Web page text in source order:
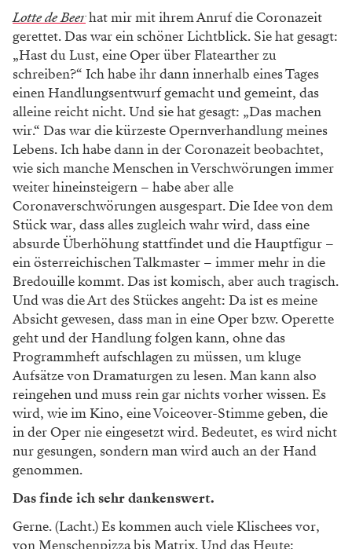
Lotte de Beerhat mir mit ihrem Anruf die Coronazeit
gerettet. Das war ein schöner Lichtblick. Sie hat gesagt:
„Hast du Lust, eine Oper über Flatearther zu
schreiben?“ Ich habe ihr dann innerhalb eines Tages
einen Handlungsentwurf gemacht und gemeint, das
alleine reicht nicht. Und sie hat gesagt: „Das machen
wir.“ Das war die kürzeste Opernverhandlung meines
Lebens. Ich habe dann in der Coronazeit beobachtet,
wie sich manche Menschen in Verschwörungen immer
weiter hineinsteigern – habe aber alle
Coronaverschwörungen ausgespart. Die Idee von dem
Stück war, dass alles zugleich wahr wird, dass eine
absurde Überhöhung stattfindet und die Hauptfigur –
ein österreichischen Talkmaster – immer mehr in die
Bredouille kommt. Das ist komisch, aber auch tragisch.
Und was die Art des Stückes angeht: Da ist es meine
Absicht gewesen, dass man in eine Oper bzw. Operette
geht und der Handlung folgen kann, ohne das
Programmheft aufschlagen zu müssen, um kluge
Aufsätze von Dramaturgen zu lesen. Man kann also
reingehen und muss rein gar nichts vorher wissen. Es
wird, wie im Kino, eine Voiceover-Stimme geben, die
in der Oper nie eingesetzt wird. Bedeutet, es wird nicht
nur gesungen, sondern man wird auch an der Hand
genommen.
Das finde ich sehr dankenswert.
Gerne. (Lacht.) Es kommen auch viele Klischees vor,